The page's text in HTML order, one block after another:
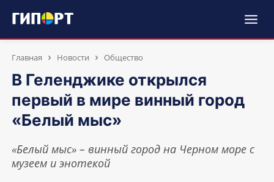
Главная Новости Общество
В Геленджике открылся
первый в мире винный город
«Белый мыс»
«Белый мыс» – винный город на Черном море с
музеем и энотекой